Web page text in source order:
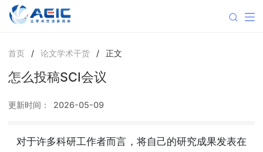
首页 / 论文学术干货 / 正文
怎么投稿SCI会议
更新时间： 2026-05-09
对于许多科研工作者而言，将自己的研究成果发表在